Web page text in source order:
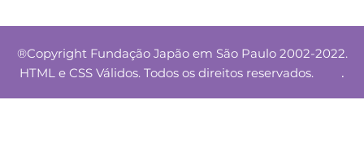
®Copyright Fundação Japão em São Paulo 2002-2022.
HTML e CSS Válidos. Todos os direitos reservados.
.